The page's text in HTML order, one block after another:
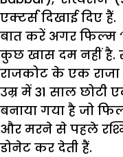
एक्टर्स दिखाई दिए हैं.
बात करें अगर फिल्म
कुछ खास दम नहीं है.
राजकोट के एक राजा
उम्र में 31 साल छोटी
बनाया गया है जो
और मरने से पहले
डोनेट कर देती हैं.